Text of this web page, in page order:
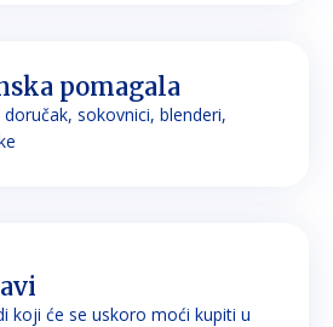
pomagala
doručak, sokovnici, blenderi,
koji će se uskoro moći kupiti u